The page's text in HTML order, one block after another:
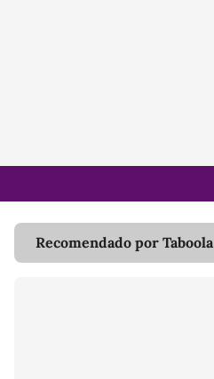
Recomendado por Taboola